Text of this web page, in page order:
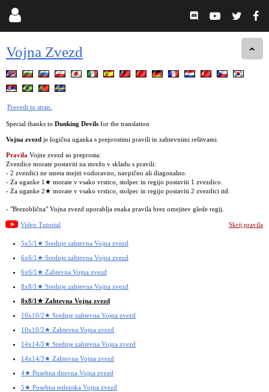
Vojna Zvezd
Prevedi to stran.
Special thanks to Dunking Devils for the translation
Vojna zvezd je logična uganka s preprostimi pravili in zahtevnimi rešitvami.
Pravila Vojne zvezd so preprosta:
Zvezdice morate postaviti na mrežo v skladu s pravili:
- 2 zvezdici ne smeta mejiti vodoravno, navpično ali diagonalno.
- Za uganke 1★ morate v vsako vrstico, stolpec in regijo postaviti 1 zvezdico.
- Za uganke 2★ morate v vsako vrstico, stolpec in regijo postaviti 2 zvezdici itd.
- "Brezoblična" Vojna zvezd uporablja enaka pravila brez omejitev glede regij.
Video Tutorial Skrij pravila
5x5/1★ Srednje zahtevna Vojna zvezd
6x6/1★ Srednje zahtevna Vojna zvezd
6x6/1★ Zahtevna Vojna zvezd
8x8/1★ Srednje zahtevna Vojna zvezd
8x8/1★ Zahtevna Vojna zvezd
10x10/2★ Srednje zahtevna Vojna zvezd
10x10/2★ Zahtevna Vojna zvezd
14x14/3★ Srednje zahtevna Vojna zvezd
14x14/3★ Zahtevna Vojna zvezd
4★ Posebna dnevna Vojna zvezd
5★ Posebna tedenska Vojna zvezd